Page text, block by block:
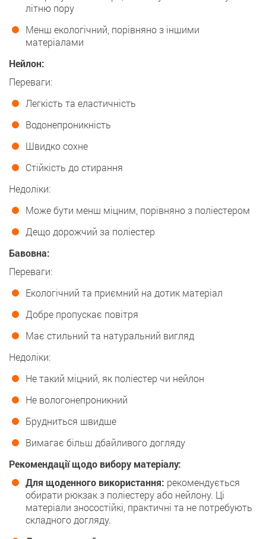
літню пору
Менш екологічний, порівняно з іншими
матеріалами
Нейлон:
Переваги:
Легкість та еластичність
Водонепроникність
Швидко сохне
Стійкість до стирання
Недоліки:
Може бути менш міцним, порівняно з поліестером
Дещо дорожчий за поліестер
Бавовна:
Переваги:
Екологічний та приємний на дотик матеріал
Добре пропускає повітря
Має стильний та натуральний вигляд
Недоліки:
Не такий міцний, як поліестер чи нейлон
Не вологонепроникний
Брудниться швидше
Вимагає більш дбайливого догляду
Рекомендації щодо вибору матеріалу:
Для щоденного використання: рекомендується
обирати рюкзак з поліестеру або нейлону. Ці
матеріали зносостійкі, практичні та не потребують
складного догляду.